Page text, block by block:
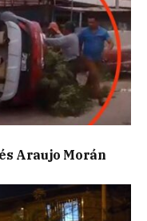
Araujo Morán